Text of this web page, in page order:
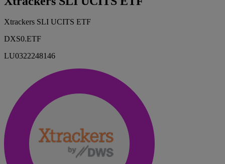
Xtrackers SLI UCITS ETF
DXS0.ETF
LU0322248146